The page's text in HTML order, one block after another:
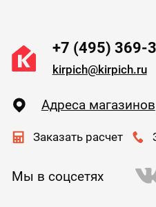
+7 (495) 369-
kirpich@kirpich.ru
Адреса магазинов
Заказать расчет
Мы в соцсетях